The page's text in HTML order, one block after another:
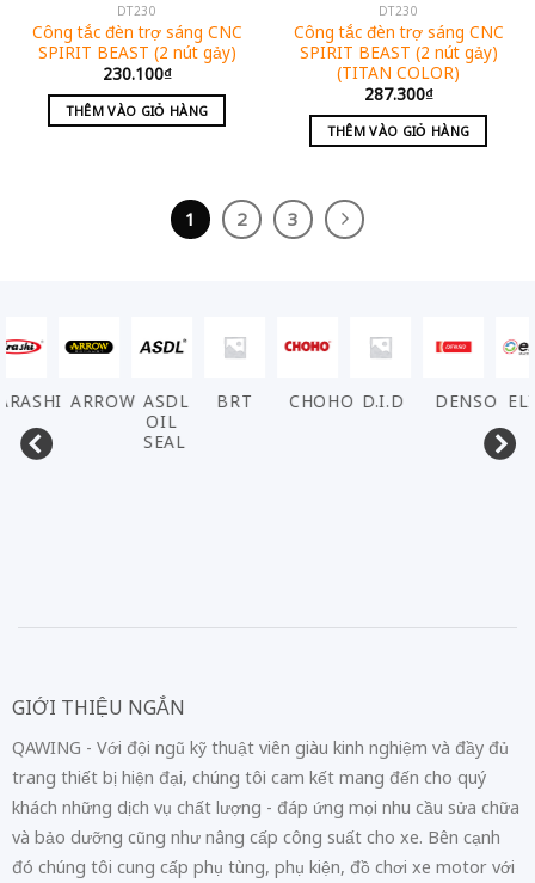
DT230
Công tắc đèn trợ sáng CNC
SPIRIT BEAST (2 nút gảy)
230.100₫
THÊM VÀO GIỎ HÀNG
DT230
Công tắc đèn trợ sáng CNC
SPIRIT BEAST (2 nút gảy)
(TITAN COLOR)
287.300₫
THÊM VÀO GIỎ HÀNG
1 2 3
ARROW ASDL
OIL
SEAL
BRT CHOHO D.I.D DENSO
GIỚI THIỆU NGẮN
QAWING - Với đội ngũ kỹ thuật viên giàu kinh nghiệm và đầy đủ
trang thiết bị hiện đại, chúng tôi cam kết mang đến cho quý
khách những dịch vụ chất lượng - đáp ứng mọi nhu cầu sửa chữa
và bảo dưỡng cũng như nâng cấp công suất cho xe. Bên cạnh
đó chúng tôi cung cấp phụ tùng, phụ kiện, đồ chơi xe motor với